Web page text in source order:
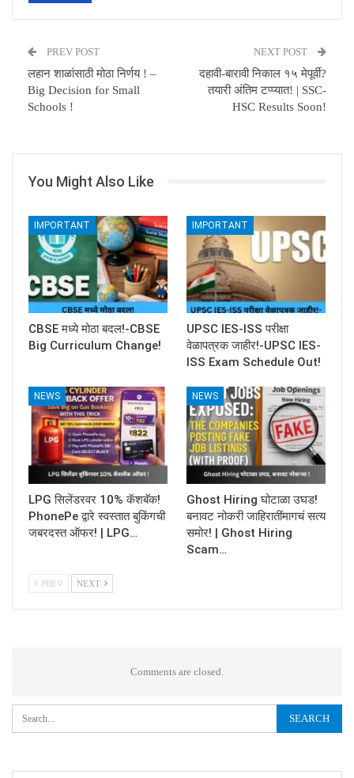
PREV POST
लहान शाळांसाठी मोठा निर्णय ! –
Big Decision for Small
Schools !
NEXT POST
दहावी-बारावी निकाल १५ मेपूर्वी?
तयारी अंतिम टप्प्यात! | SSC-
HSC Results Soon!
You Might Also Like
IMPORTANT
CBSE मध्ये मोठा बदल!-CBSE
Big Curriculum Change!
IMPORTANT
UPSC IES-ISS परीक्षा
वेळापत्रक जाहीर!-UPSC IES-
ISS Exam Schedule Out!
NEWS
LPG सिलेंडरवर 10% कॅशबॅक!
PhonePe द्वारे स्वस्तात बुकिंगची
जबरदस्त ऑफर! | LPG…
NEWS
Ghost Hiring घोटाळा उघड!
बनावट नोकरी जाहिरातींमागचं सत्य
समोर! | Ghost Hiring
Scam…
PREV NEXT
Comments are closed.